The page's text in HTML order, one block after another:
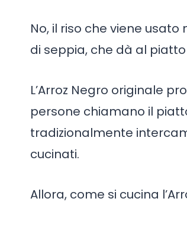
No, il riso che viene
di seppia, che dà al
L’Arroz Negro originale
persone chiamano il
tradizionalmente
cucinati.
Allora, come si cucina